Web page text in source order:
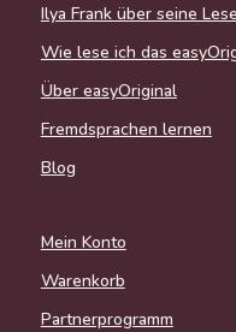
Ilya Frank über seine
Wie lese ich das
Über easyOriginal
Fremdsprachen lernen
Blog
Mein Konto
Warenkorb
Partnerprogramm